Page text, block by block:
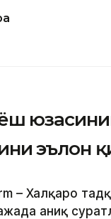
эълон
– Халқаро
аниқ